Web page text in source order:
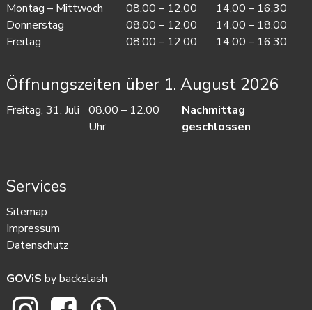
Montag – Mittwoch 08.00 – 12.00
14.00 – 16.30
Donnerstag 08.00 – 12.00
14.00 – 18.00
Freitag 08.00 – 12.00 14.00 – 16.30
Öffnungszeiten über 1. August 2026
Freitag, 31. Juli
08.00 – 12.00
Uhr
Nachmittag
geschlossen
Services
Sitemap
Impressum
Datenschutz
GOViS bybackslash
Wimmis auf Instagram
Wimmis auf Facebook